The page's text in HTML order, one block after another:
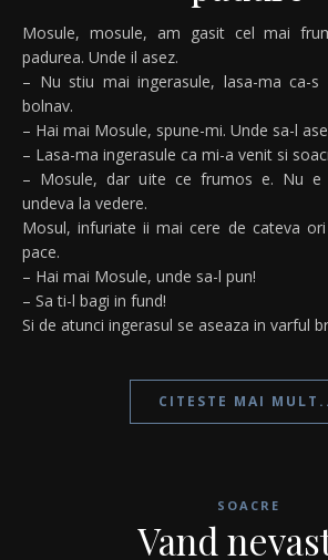
Mosule, mosule, am gasit cel mai frumos brad din toata
padurea. Unde il asez.
– Nu stiu mai ingerasule, lasa-ma ca-
bolnav.
– Hai mai Mosule, spune-mi. Unde sa-l
– Lasa-ma ingerasule ca mi-a venit si
– Mosule, dar uite ce frumos e. Nu e
undeva la vedere.
Mosul, infuriate ii mai cere de cateva
pace.
– Hai mai Mosule, unde sa-l pun!
– Sa ti-l bagi in fund!
Si de atunci ingerasul se aseaza in varful
CITESTE MAI
SOACRE
Vand